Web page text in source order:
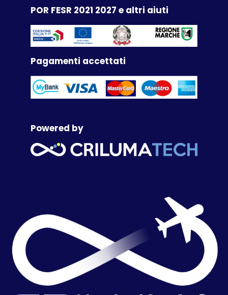
POR FESR 2021 2027 e altri aiuti
Pagamenti accettati
Powered by